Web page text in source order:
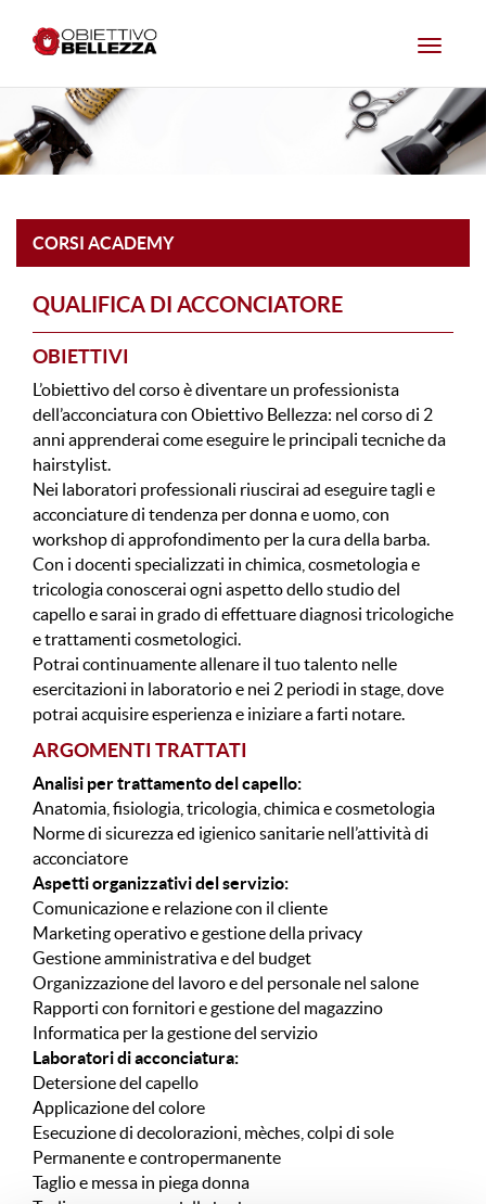
Toggle
CORSI ACADEMY
QUALIFICA DI ACCONCIATORE
OBIETTIVI
L’obiettivo del corso è diventare un professionista
dell’acconciatura con Obiettivo Bellezza: nel corso di 2
anni apprenderai come eseguire le principali tecniche da
hairstylist.
Nei laboratori professionali riuscirai ad eseguire tagli e
acconciature di tendenza per donna e uomo, con
workshop di approfondimento per la cura della barba.
Con i docenti specializzati in chimica, cosmetologia e
tricologia conoscerai ogni aspetto dello studio del
capello e sarai in grado di effettuare diagnosi tricologiche
e trattamenti cosmetologici.
Potrai continuamente allenare il tuo talento nelle
esercitazioni in laboratorio e nei 2 periodi in stage, dove
potrai acquisire esperienza e iniziare a farti notare.
ARGOMENTI TRATTATI
Analisi per trattamento del capello:
Anatomia, fisiologia, tricologia, chimica e cosmetologia
Norme di sicurezza ed igienico sanitarie nell’attività di
acconciatore
Aspetti organizzativi del servizio:
Comunicazione e relazione con il cliente
Marketing operativo e gestione della privacy
Gestione amministrativa e del budget
Organizzazione del lavoro e del personale nel salone
Rapporti con fornitori e gestione del magazzino
Informatica per la gestione del servizio
Laboratori di acconciatura:
Detersione del capello
Applicazione del colore
Esecuzione di decolorazioni, mèches, colpi di sole
Permanente e contropermanente
Taglio e messa in piega donna